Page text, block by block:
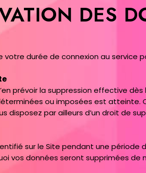
DES
durée de connexion au service
prévoir la suppression effective
ou imposées est atteinte.
disposez par ailleurs d’un droit de
sur le Site pendant une période
vos données seront supprimées de